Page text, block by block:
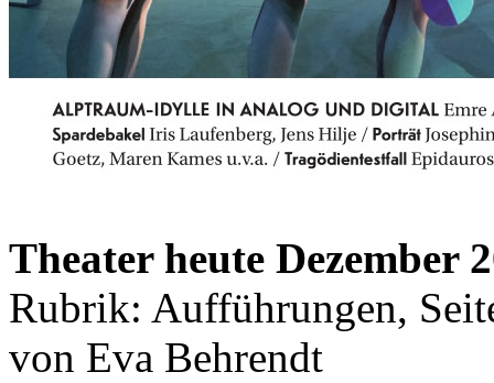
Theater heute Dezember
Rubrik: Aufführungen,
von Eva Behrendt